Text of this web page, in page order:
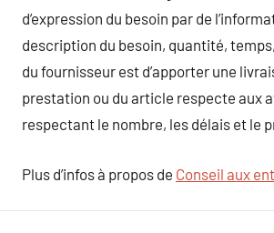
d’expression du besoin par de
description du besoin, quantité,
du fournisseur est d’apporter une
prestation ou du article respecte aux
respectant le nombre, les délais et le
Plus d’infos à propos de Conseil aux